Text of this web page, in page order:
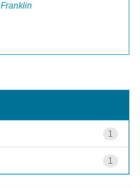
Franklin
1
1